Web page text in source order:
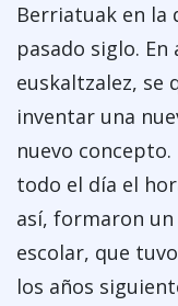
Berriatuak en la
pasado siglo.
euskaltzalez, se
inventar una
nuevo
todo el día el
así, formaron
escolar, que
los años